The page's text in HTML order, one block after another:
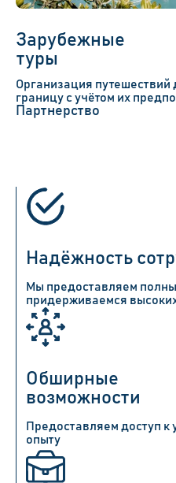
Зарубежные
туры
Организация путешествий
границу с учётом их
Партнерство
Надёжность
Мы предоставляем
придерживаемся
Обширные
возможности
Предоставляем доступ
опыту